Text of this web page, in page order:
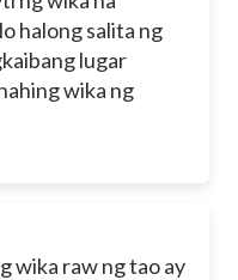
halong salita ng
lugar
wika ng
wika raw ng tao ay